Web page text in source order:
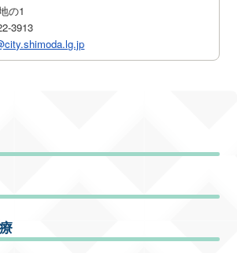
の1
3913